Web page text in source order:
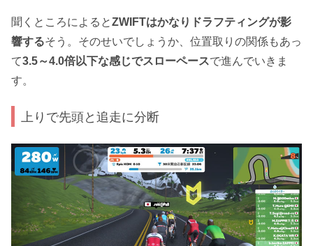
聞くところによるとZWIFTはかなりドラフティングが影
響するそう。そのせいでしょうか、位置取りの関係もあっ
て3.5～4.0倍以下な感じでスローペースで進んでいきま
す。
上りで先頭と追走に分断